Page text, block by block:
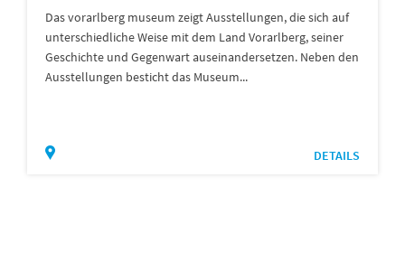
Das vorarlberg museum zeigt Ausstellungen, die sich auf
unterschiedliche Weise mit dem Land Vorarlberg, seiner
Geschichte und Gegenwart auseinandersetzen. Neben den
Ausstellungen besticht das Museum...
DETAILS